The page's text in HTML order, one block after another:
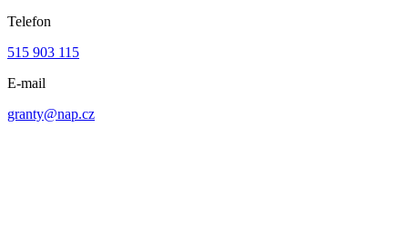
Telefon
515 903 115
E-mail
granty@nap.cz